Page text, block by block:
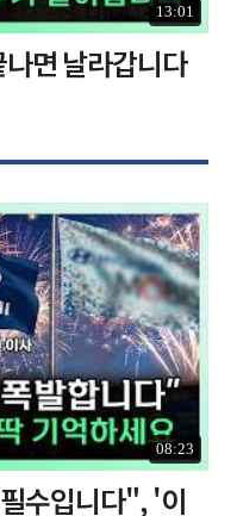
13:01
면 날라갑니다
08:23
수입니다", '이